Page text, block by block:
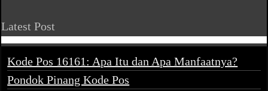
Latest Post
Kode Pos 16161: Apa Itu dan Apa Manfaatnya?
Pondok Pinang Kode Pos